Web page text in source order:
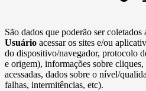
São dados que poderão ser
Usuário acessar os sites e/ou
do dispositivo/navegador, protocolo
e origem), informações sobre
acessadas, dados sobre o nível/
falhas, intermitências, etc).